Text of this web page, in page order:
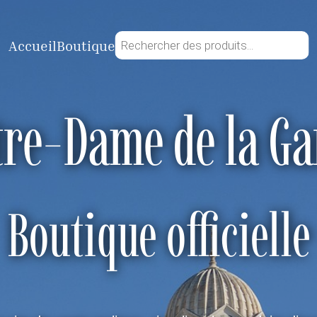
AccueilBoutiqueRecherche
de
Dame de la
Boutique officielle